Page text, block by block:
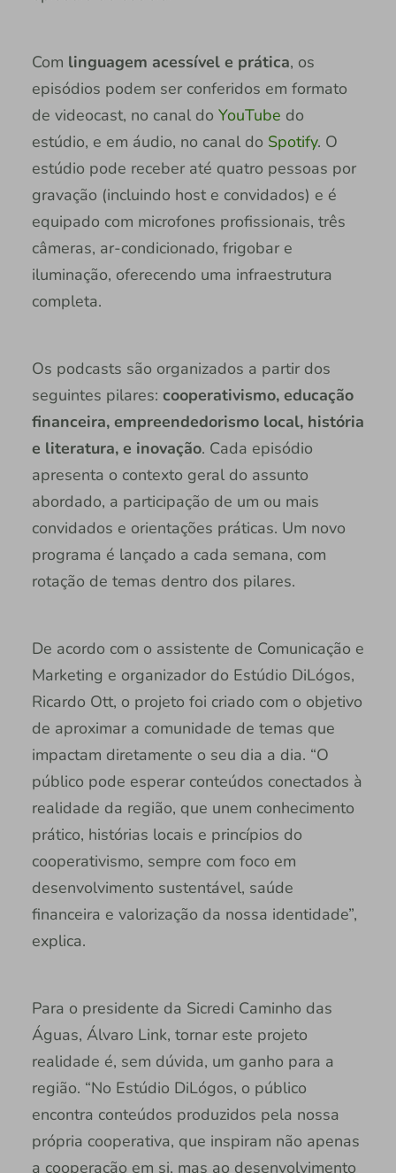
Com linguagem acessível e prática, os
episódios podem ser conferidos em formato
de videocast, no canal do YouTube do
estúdio, e em áudio, no canal do Spotify. O
estúdio pode receber até quatro pessoas por
gravação (incluindo host e convidados) e é
equipado com microfones profissionais, três
câmeras, ar-condicionado, frigobar e
iluminação, oferecendo uma infraestrutura
completa.
Os podcasts são organizados a partir dos
seguintes pilares: cooperativismo, educação
financeira, empreendedorismo local, história
e literatura, e inovação. Cada episódio
apresenta o contexto geral do assunto
abordado, a participação de um ou mais
convidados e orientações práticas. Um novo
programa é lançado a cada semana, com
rotação de temas dentro dos pilares.
De acordo com o assistente de Comunicação e
Marketing e organizador do Estúdio DiLógos,
Ricardo Ott, o projeto foi criado com o objetivo
de aproximar a comunidade de temas que
impactam diretamente o seu dia a dia. “O
público pode esperar conteúdos conectados à
realidade da região, que unem conhecimento
prático, histórias locais e princípios do
cooperativismo, sempre com foco em
desenvolvimento sustentável, saúde
financeira e valorização da nossa identidade”,
explica.
Para o presidente da Sicredi Caminho das
Águas, Álvaro Link, tornar este projeto
realidade é, sem dúvida, um ganho para a
região. “No Estúdio DiLógos, o público
encontra conteúdos produzidos pela nossa
própria cooperativa, que inspiram não apenas
a cooperação em si, mas ao desenvolvimento